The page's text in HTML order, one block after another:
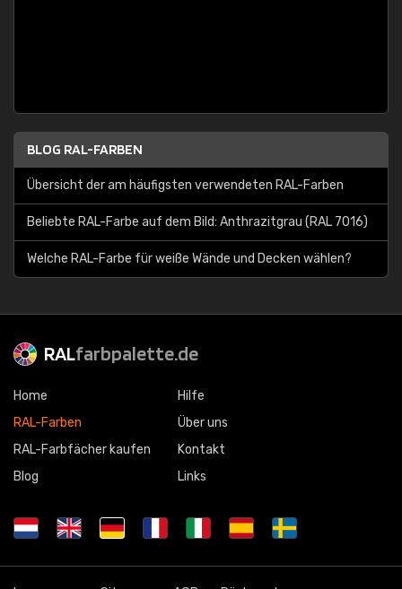
BLOG RAL-FARBEN
Übersicht der am häufigsten verwendeten RAL-Farben
Beliebte RAL-Farbe auf dem Bild: Anthrazitgrau (RAL 7016)
Welche RAL-Farbe für weiße Wände und Decken wählen?
RALfarbpalette.de
Home
RAL-Farben
RAL-Farbfächer kaufen
Blog
Hilfe
Über uns
Kontakt
Links